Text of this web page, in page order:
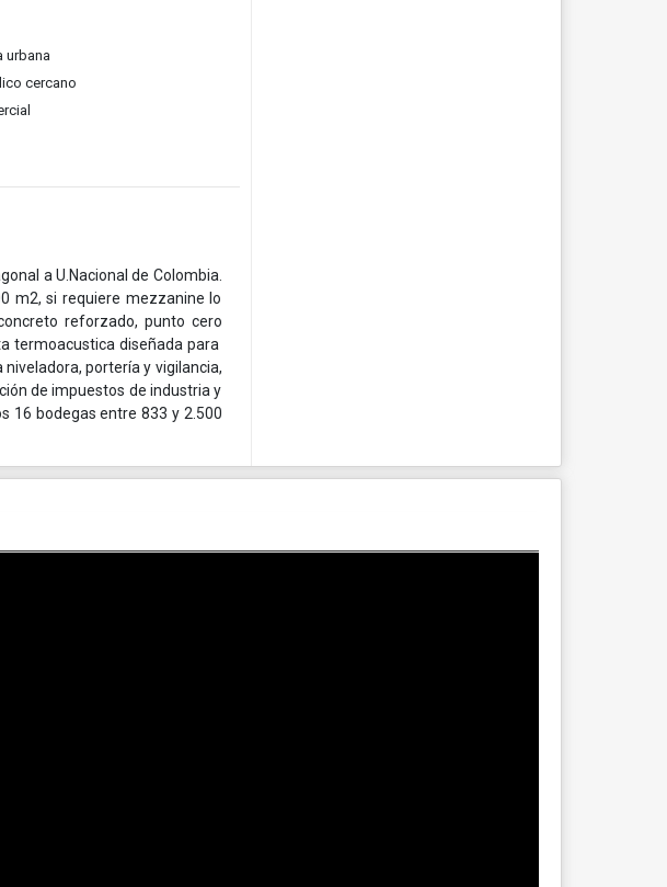
urbana
cercano
a U.Nacional de Colombia.
m2, si requiere mezzanine lo
reforzado, punto cero
termoacustica diseñada para
portería y vigilancia,
de impuestos de industria y
16 bodegas entre 833 y 2.500